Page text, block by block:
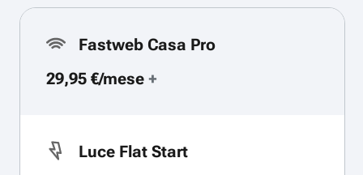
Fastweb Casa Pro
29,95 €/mese +
Luce Flat Start